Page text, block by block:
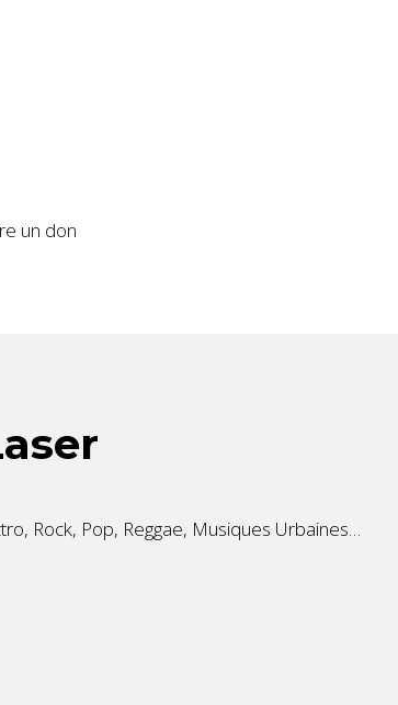
un don
Rock, Pop, Reggae, Musiques Urbaines…